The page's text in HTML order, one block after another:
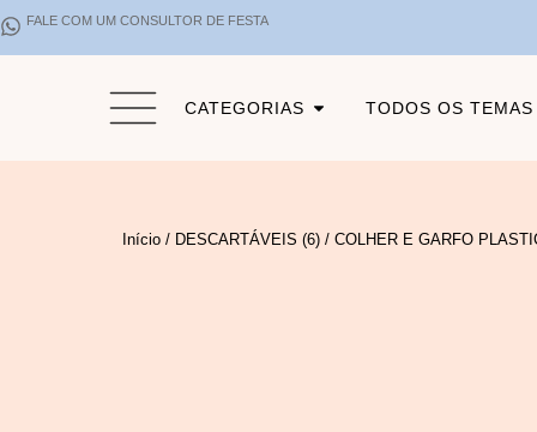
FALE COM UM CONSULTOR DE FESTA
CATEGORIAS TODOS OS TEMAS
Início / DESCARTÁVEIS (6) / COLHER E GARFO